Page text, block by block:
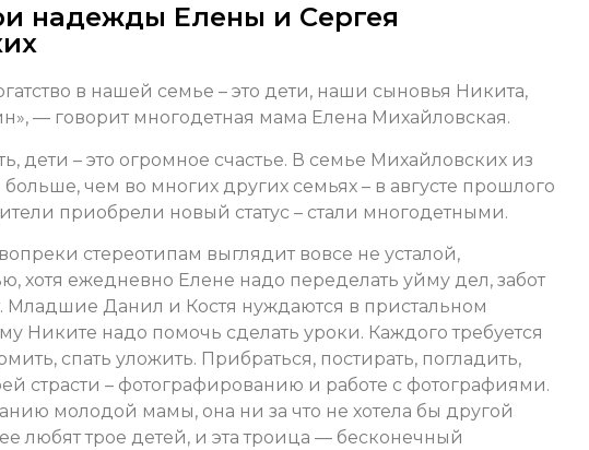
надежды Елены и Сергея
в нашей семье – это дети, наши сыновья Никита,
— говорит многодетная мама Елена Михайловская.
дети – это огромное счастье. В семье Михайловских из
больше, чем во многих других семьях – в августе прошлого
приобрели новый статус – стали многодетными.
стереотипам выглядит вовсе не усталой,
хотя ежедневно Елене надо переделать уйму дел, забот
Младшие Данил и Костя нуждаются в пристальном
Никите надо помочь сделать уроки. Каждого требуется
спать уложить. Прибраться, постирать, погладить,
страсти – фотографированию и работе с фотографиями.
молодой мамы, она ни за что не хотела бы другой
любят трое детей, и эта троица — бесконечный